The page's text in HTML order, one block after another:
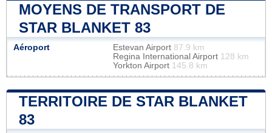
MOYENS DE TRANSPORT DE
STAR BLANKET 83
Aéroport Estevan Airport 87.9 km
Regina International Airport 128 km
Yorkton Airport 145.8 km
TERRITOIRE DE STAR BLANKET
83